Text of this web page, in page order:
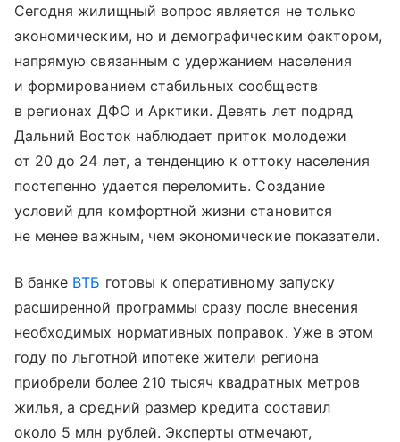
Сегодня жилищный вопрос является не только
экономическим, но и демографическим фактором,
напрямую связанным с удержанием населения
и формированием стабильных сообществ
в регионах ДФО и Арктики. Девять лет подряд
Дальний Восток наблюдает приток молодежи
от 20 до 24 лет, а тенденцию к оттоку населения
постепенно удается переломить. Создание
условий для комфортной жизни становится
не менее важным, чем экономические показатели.
В банке ВТБ готовы к оперативному запуску
расширенной программы сразу после внесения
необходимых нормативных поправок. Уже в этом
году по льготной ипотеке жители региона
приобрели более 210 тысяч квадратных метров
жилья, а средний размер кредита составил
около 5 млн рублей. Эксперты отмечают,